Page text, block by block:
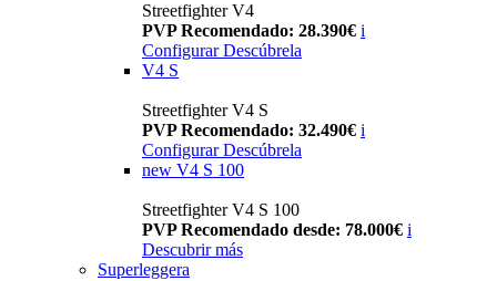
Streetfighter V4
PVP Recomendado: 28.390€ i
Configurar Descúbrela
V4 S
Streetfighter V4 S
PVP Recomendado: 32.490€ i
Configurar Descúbrela
new V4 S 100
Streetfighter V4 S 100
PVP Recomendado desde: 78.000€ i
Descubrir más
Superleggera